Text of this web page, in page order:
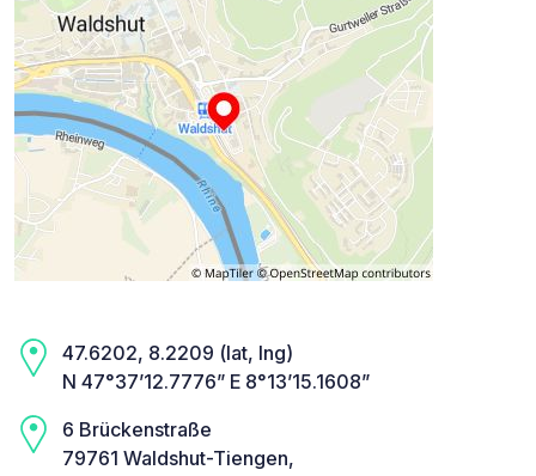
47.6202, 8.2209 (lat, lng)
N 47°37’12.7776” E 8°13’15.1608”
6 Brückenstraße
79761 Waldshut-Tiengen,